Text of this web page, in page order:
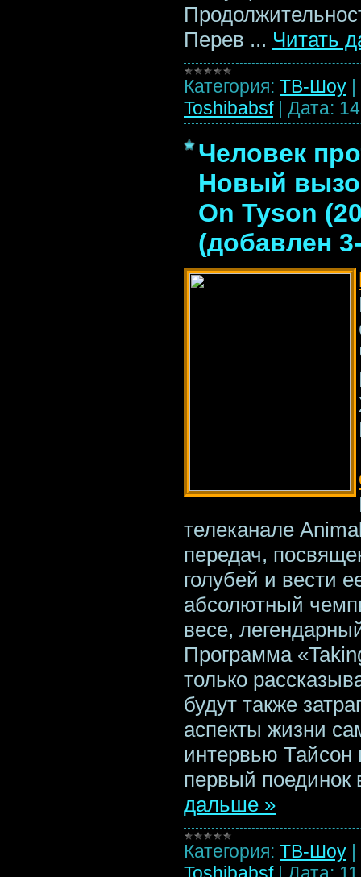
Перев ... Читать
Категория: ТВ-Шоу |
Toshibabsf | Дата:
Человек
Новый
On Tyson
(добавлен
телеканале
передач,
голубей и вести
абсолютный
весе,
Программа
только
будут также
аспекты жизни
интервью Тайсон
первый поединок
дальше »
Категория: ТВ-Шоу |